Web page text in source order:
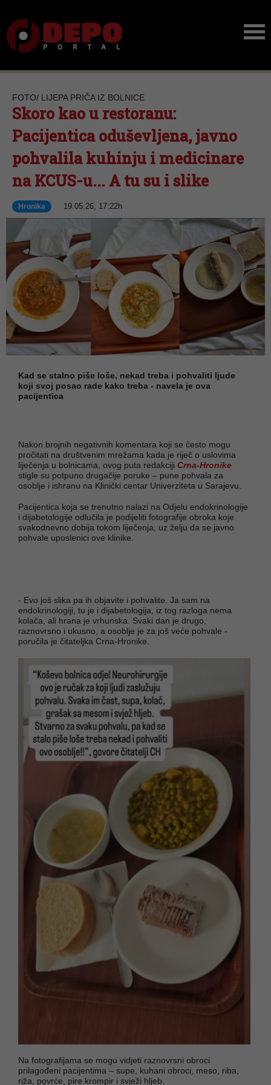
FOTO/ LIJEPA PRIČA IZ BOLNICE
Skoro kao u restoranu:
Pacijentica oduševljena, javno
pohvalila kuhinju i medicinare
na KCUS-u... A tu su i slike
Hronika 19.05.26, 17:22h
Kad se stalno piše loše, nekad treba i pohvaliti ljude
koji svoj posao rade kako treba - navela je ova
pacijentica
Nakon brojnih negativnih komentara koji se često mogu
pročitati na društvenim mrežama kada je riječ o uslovima
liječenja u bolnicama, ovog puta redakciji Crna-Hronike
stigle su potpuno drugačije poruke – pune pohvala za
osoblje i ishranu na Klinički centar Univerziteta u Sarajevu.
Pacijentica koja se trenutno nalazi na Odjelu endokrinologije
i dijabetologije odlučila je podijeliti fotografije obroka koje
svakodnevno dobija tokom liječenja, uz želju da se javno
pohvale uposlenici ove klinike.
- Evo još slika pa ih objavite i pohvalite. Ja sam na
endokrinologiji, tu je i dijabetologija, iz tog razloga nema
kolača, ali hrana je vrhunska. Svaki dan je drugo,
raznovrsno i ukusno, a osoblje je za još veće pohvale -
poručila je čitateljka Crna-Hronike.
Na fotografijama se mogu vidjeti raznovrsni obroci
prilagođeni pacijentima – supe, kuhani obroci, meso, riba,
riža, povrće, pire krompir i svježi hljeb.